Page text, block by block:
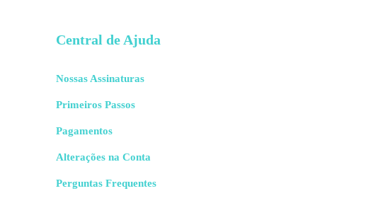
Central de Ajuda
Nossas Assinaturas
Primeiros Passos
Pagamentos
Alterações na Conta
Perguntas Frequentes